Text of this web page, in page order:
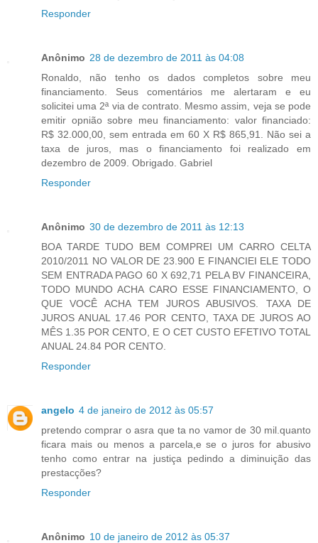
Responder
Anônimo 28 de dezembro de 2011 às 04:08
Ronaldo, não tenho os dados completos sobre meu
financiamento. Seus comentários me alertaram e eu
solicitei uma 2ª via de contrato. Mesmo assim, veja se pode
emitir opnião sobre meu financiamento: valor financiado:
R$ 32.000,00, sem entrada em 60 X R$ 865,91. Não sei a
taxa de juros, mas o financiamento foi realizado em
dezembro de 2009. Obrigado. Gabriel
Responder
Anônimo 30 de dezembro de 2011 às 12:13
BOA TARDE TUDO BEM COMPREI UM CARRO CELTA
2010/2011 NO VALOR DE 23.900 E FINANCIEI ELE TODO
SEM ENTRADA PAGO 60 X 692,71 PELA BV FINANCEIRA,
TODO MUNDO ACHA CARO ESSE FINANCIAMENTO, O
QUE VOCÊ ACHA TEM JUROS ABUSIVOS. TAXA DE
JUROS ANUAL 17.46 POR CENTO, TAXA DE JUROS AO
MÊS 1.35 POR CENTO, E O CET CUSTO EFETIVO TOTAL
ANUAL 24.84 POR CENTO.
Responder
angelo 4 de janeiro de 2012 às 05:57
pretendo comprar o asra que ta no vamor de 30 mil.quanto
ficara mais ou menos a parcela,e se o juros for abusivo
tenho como entrar na justiça pedindo a diminuição das
prestacções?
Responder
Anônimo 10 de janeiro de 2012 às 05:37